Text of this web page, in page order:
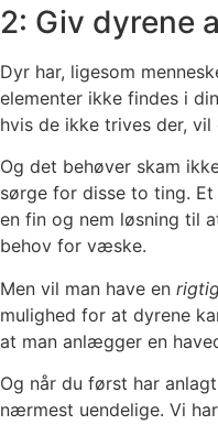
2: Giv dyrene
Dyr har, ligesom
elementer ikke findes i
hvis de ikke trives der,
Og det behøver skam
sørge for disse to ting.
en fin og nem løsning til
behov for væske.
Men vil man have en
mulighed for at dyrene
at man anlægger en
Og når du først har
nærmest uendelige. Vi